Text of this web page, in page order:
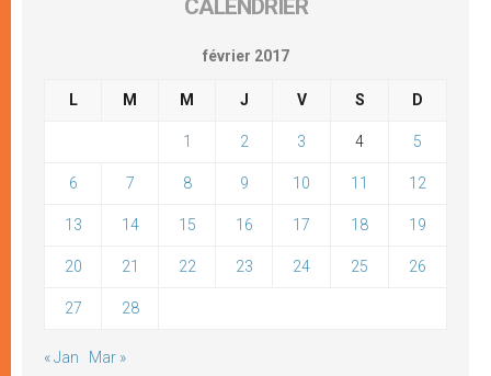
CALENDRIER
février 2017
L M M J V S D
1 2 3 4 5
6 7 8 9 10 11 12
13 14 15 16 17 18 19
20 21 22 23 24 25 26
27 28
« Jan Mar »